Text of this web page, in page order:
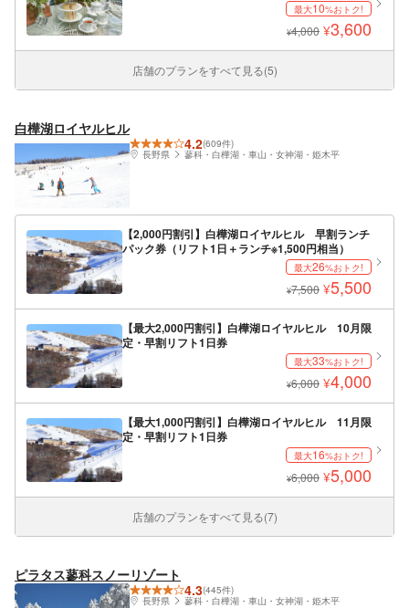
最大10%おトク!
¥4,000 ¥3,600
店舗のプランをすべて見る(5)
白樺湖ロイヤルヒル
4.2(609件)
長野県
蓼科・白樺湖・車山・女神湖・姫木平
【2,000円割引】白樺湖ロイヤルヒル 早割ランチ
パック券（リフト1日＋ランチ※1,500円相当）
最大26%おトク!
¥7,500 ¥5,500
【最大2,000円割引】白樺湖ロイヤルヒル 10月限
定・早割リフト1日券
最大33%おトク!
¥6,000 ¥4,000
【最大1,000円割引】白樺湖ロイヤルヒル 11月限
定・早割リフト1日券
最大16%おトク!
¥6,000 ¥5,000
店舗のプランをすべて見る(7)
ピラタス蓼科スノーリゾート
4.3(445件)
長野県
蓼科・白樺湖・車山・女神湖・姫木平